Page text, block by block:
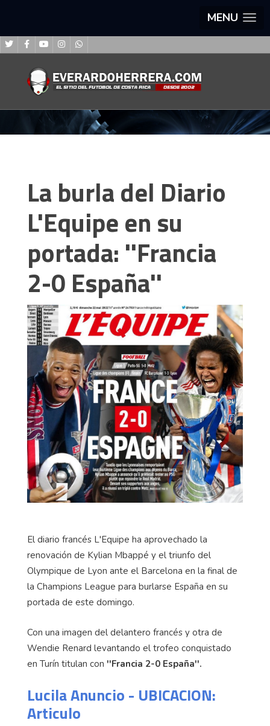
MENU
La burla del Diario
L'Equipe en su
portada: ''Francia
2-0 España''
El diario francés L'Equipe ha aprovechado la
renovación de Kylian Mbappé y el triunfo del
Olympique de Lyon ante el Barcelona en la final de
la Champions League para burlarse España en su
portada de este domingo.
Con una imagen del delantero francés y otra de
Wendie Renard levantando el trofeo conquistado
en Turín titulan con ''Francia 2-0 España''.
Lucila Anuncio - UBICACION:
Articulo